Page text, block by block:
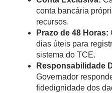
conta bancária
recursos.
Prazo de 48 Horas:
dias úteis para
sistema do TCE.
Responsabilidade
Governador
fidedignidade dos